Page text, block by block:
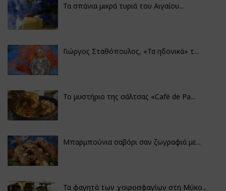
Τα σπάνια μικρά τυριά του Αιγαίου...
Γιώργος Σταθόπουλος, «Τα ηδονικά» τ...
Το μυστήριο της σάλτσας «Café de Pa...
Μπαρμπούνια σαβόρι σαν ζωγραφιά με...
Τα φαγητά των χοιροσφαγίων στη Μύκο...